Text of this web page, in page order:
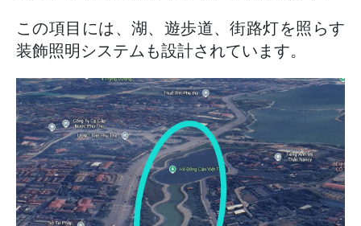
この項目には、湖、遊歩道、街路灯を照らす
装飾照明システムも設計されています。